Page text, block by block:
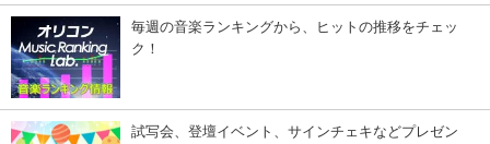
毎週の音楽ランキングから、ヒットの推移をチェッ
ク！
試写会、登壇イベント、サインチェキなどプレゼン